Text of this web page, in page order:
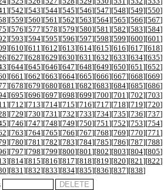
][542][543][544][545][546][547][548][549][550]
][559][560][561][562][563][564][565][566][567]
][576][577][578][579][580][581][582][583][584]
][593][594][595][596][597][598][599][600][601]
][610][611][612][613][614][615][616][617][618]
][627][628][629][630][631][632][633][634][635]
][644][645][646][647][648][649][650][651][652]
][661][662][663][664][665][666][667][668][669]
][678][679][680][681][682][683][684][685][686]
][695][696][697][698][699][700][701][702][703]
][712][713][714][715][716][717][718][719][720]
][729][730][731][732][733][734][735][736][737]
][746][747][748][749][750][751][752][753][754]
][763][764][765][766][767][768][769][770][771]
][780][781][782][783][784][785][786][787][788]
][797][798][799][800][801][802][803][804][805]
][814][815][816][817][818][819][820][821][822]
][831][832][833][834][835][836][837][838]